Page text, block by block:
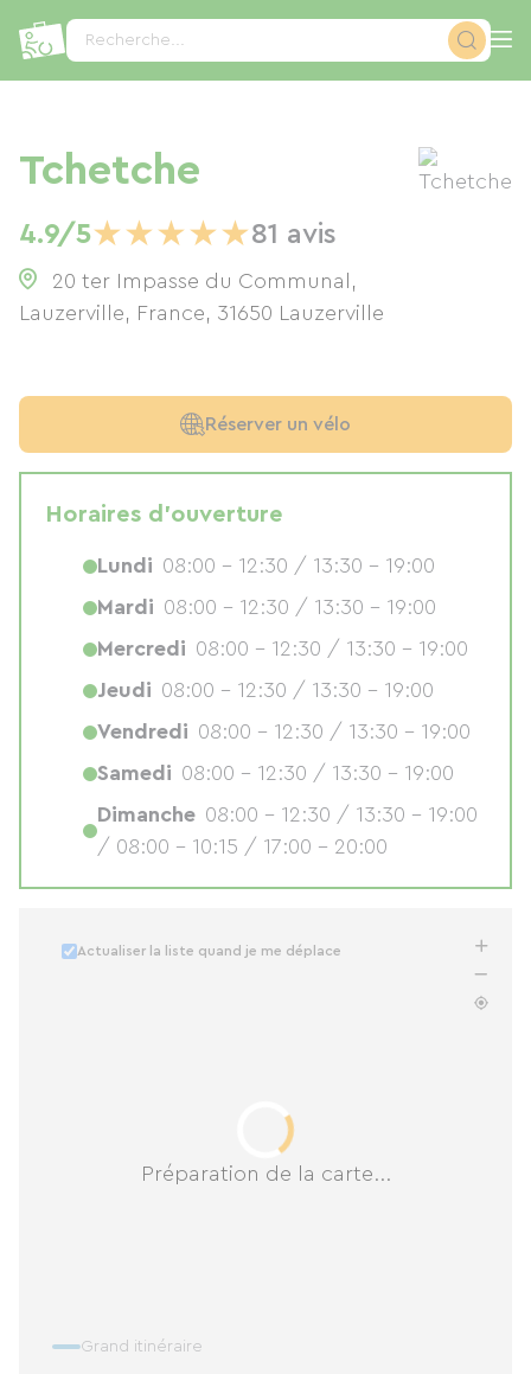
Recherche...
Tchetche
4.9/5★★★★★81 avis
20 ter Impasse du Communal,
Lauzerville, France, 31650 Lauzerville
Préparation de la carte...
Actualiser la liste quand je me déplace
Grand itinéraire
Réserver un vélo
Horaires d'ouverture
Lundi 08:00 - 12:30 / 13:30 - 19:00
Mardi 08:00 - 12:30 / 13:30 - 19:00
Mercredi 08:00 - 12:30 / 13:30 - 19:00
Jeudi 08:00 - 12:30 / 13:30 - 19:00
Vendredi 08:00 - 12:30 / 13:30 - 19:00
Samedi 08:00 - 12:30 / 13:30 - 19:00
Dimanche 08:00 - 12:30 / 13:30 - 19:00
/ 08:00 - 10:15 / 17:00 - 20:00
Panneau de gestion des cookies